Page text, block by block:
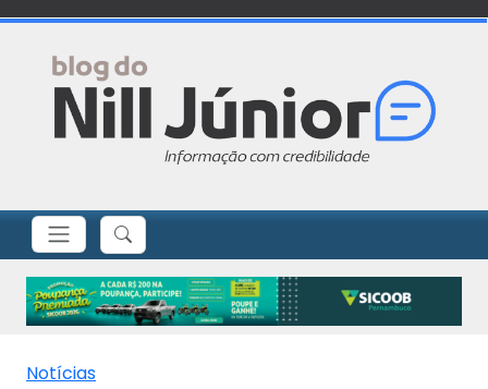
Notícias